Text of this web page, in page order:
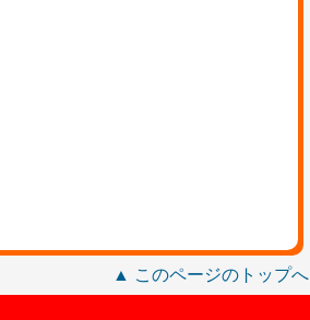
▲ このページのトップへ